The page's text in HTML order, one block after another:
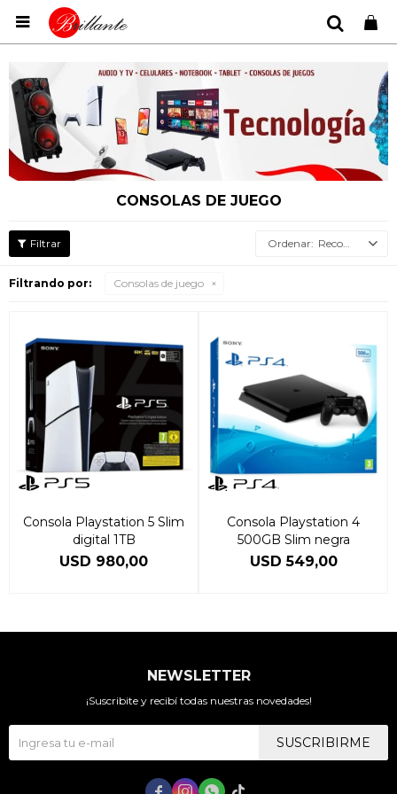

CONSOLAS DE JUEGO
Recomendados
Filtrando por: Consolas de juego
Consola Playstation 5 Slim
digital 1TB
USD 980,00
Consola Playstation 4
500GB Slim negra
USD 549,00
NEWSLETTER
¡Suscribite y recibí todas nuestras novedades!
SUSCRIBIRME
   